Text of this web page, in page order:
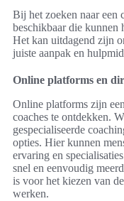
Bij het zoeken naar een
beschikbaar die kunnen
Het kan uitdagend zijn
juiste aanpak en
Online platforms en
Online platforms zijn
coaches te ontdekken.
gespecialiseerde
opties. Hier kunnen
ervaring en
snel en eenvoudig
is voor het kiezen van
werken.